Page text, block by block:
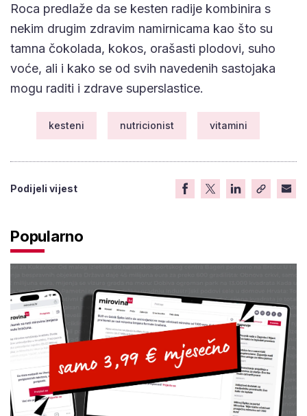
Roca predlaže da se kesten radije kombinira s
nekim drugim zdravim namirnicama kao što su
tamna čokolada, kokos, orašasti plodovi, suho
voće, ali i kako se od svih navedenih sastojaka
mogu raditi i zdrave superslastice.
kesteni nutricionist vitamini
Podijeli vijest
Popularno